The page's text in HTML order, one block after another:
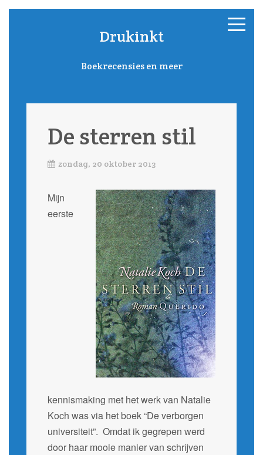
Drukinkt
Boekrecensies en meer
De sterren stil
zondag, 20 oktober 2013
Mijn
eerste
kennismaking met het werk van Natalie
Koch was via het boek “De verborgen
universiteit”. Omdat ik gegrepen werd
door haar mooie manier van schrijven